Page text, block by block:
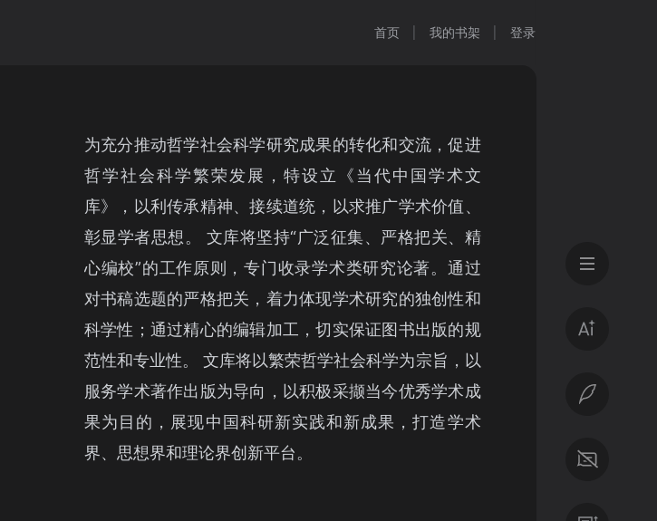
首页 我的书架 登录
为充分推动哲学社会科学研究成果的转化和交流，促进
哲学社会科学繁荣发展，特设立《当代中国学术文
库》，以利传承精神、接续道统，以求推广学术价值、
彰显学者思想。 文库将坚持“广泛征集、严格把关、精
心编校”的工作原则，专门收录学术类研究论著。通过
对书稿选题的严格把关，着力体现学术研究的独创性和
科学性；通过精心的编辑加工，切实保证图书出版的规
范性和专业性。 文库将以繁荣哲学社会科学为宗旨，以
服务学术著作出版为导向，以积极采撷当今优秀学术成
果为目的，展现中国科研新实践和新成果，打造学术
界、思想界和理论界创新平台。